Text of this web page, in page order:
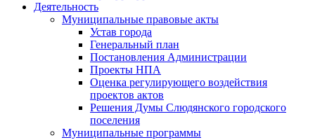
Деятельность
Муниципальные правовые акты
Устав города
Генеральный план
Постановления Администрации
Проекты НПА
Оценка регулирующего воздействия
проектов актов
Решения Думы Слюдянского городского
поселения
Муниципальные программы